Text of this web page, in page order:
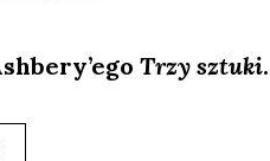
Trzy sztu­ki.